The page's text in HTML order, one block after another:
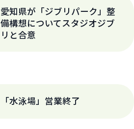
愛知県が「ジブリパーク」整
備構想についてスタジオジブ
リと合意
「水泳場」営業終了